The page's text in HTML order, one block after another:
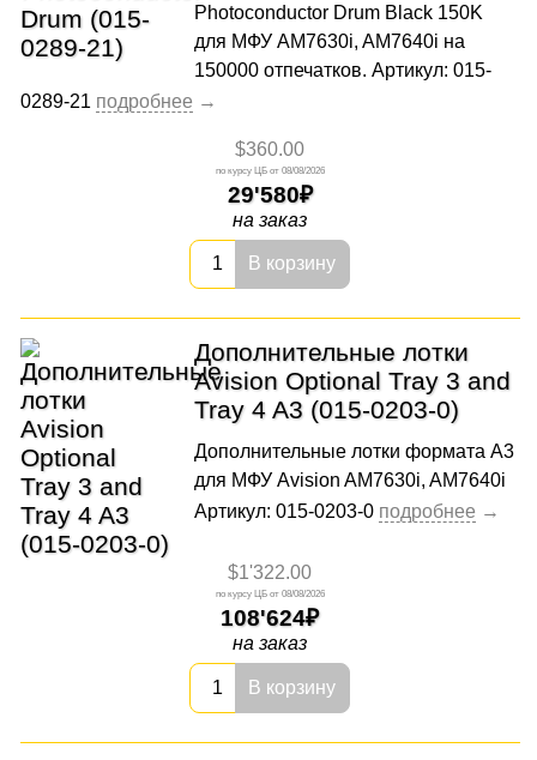
Photoconductor Drum Black 150K
для МФУ AM7630i, AM7640i на
150000 отпечатков. Артикул: 015-
0289-21
$360.00
08/08/2026
29'580
на заказ
В корзину
Дополнительные лотки
Avision Optional Tray 3 and
Tray 4 A3 (015-0203-0)
Дополнительные лотки формата А3
для МФУ Avision AM7630i, AM7640i
Артикул: 015-0203-0
$1'322.00
08/08/2026
108'624
на заказ
В корзину